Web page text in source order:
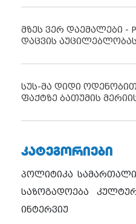
მზეს ვერ დაემალები -
დაცვის აუცილებლობას
სუს-მა დიდი
ფაქტზე ბათუმის
ᲙᲐᲢᲔᲒᲝᲠᲘᲔᲑᲘ
პოლიტიკა სამართალი
საზოგადოება
ინტერვიუ